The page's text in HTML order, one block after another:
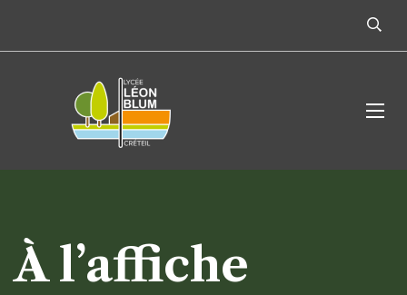
À l’affiche